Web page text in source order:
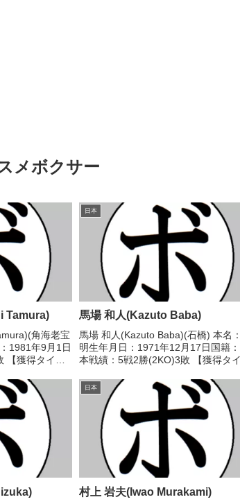
メボクサー
Tamura)
角海老宝
1981年9月1日
【獲得タイト
38) 太田...
日本
馬場 和人(Kazuto Baba)
馬場 和人(Kazuto Baba)(石橋) 本名
明生年月日：1971年12月17日国籍
本戦績：5戦2勝(2KO)3敗 【獲得タイ
○1RKO 大竹 英二(三迫)1995/07/
○1RK...
日本
村上 岩夫(Iwao Murakami)